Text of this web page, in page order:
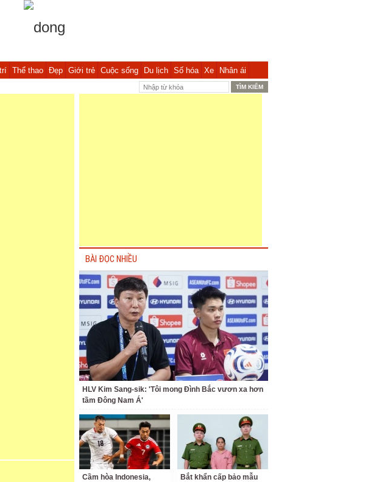
Thể thao Đẹp Giới trẻ Cuộc sống Du lịch Số hóa Xe Nhân ái
BÀI ĐỌC NHIỀU
HLV Kim Sang-sik: 'Tôi mong Đình Bắc vươn xa hơn
tầm Đông Nam Á'
Cầm hòa Indonesia,
Bắt khẩn cấp bảo mẫu